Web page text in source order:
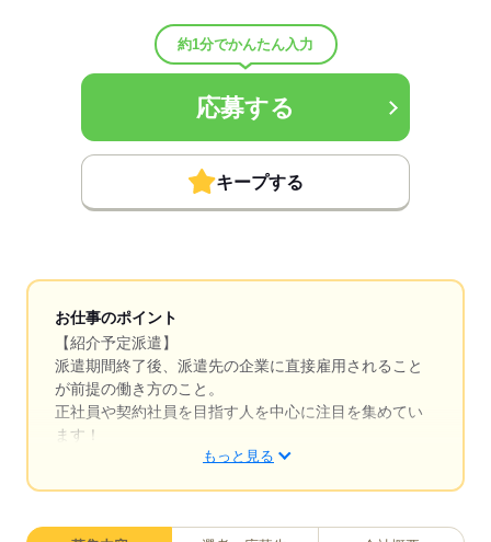
約1分でかんたん入力
応募する
キープする
お仕事のポイント
【紹介予定派遣】
派遣期間終了後、派遣先の企業に直接雇用されること
が前提の働き方のこと。
正社員や契約社員を目指す人を中心に注目を集めてい
ます！
もっと見る